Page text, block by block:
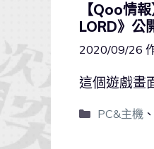
【Qoo情
LORD》公
2020/09/26
這個遊戲畫
PC&主機、